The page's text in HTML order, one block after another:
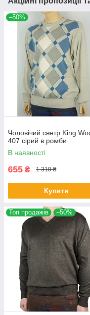
–50%
Чоловічий светр King
407 сірий в ромби
В наявності
655 ₴ 1 310 ₴
Купити
Топ продажів –50%